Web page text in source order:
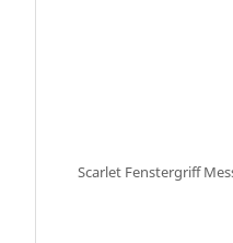
Scarlet Fenstergriff